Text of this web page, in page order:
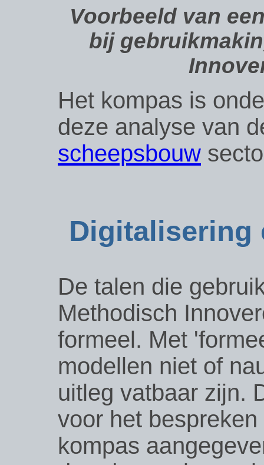
Voorbeeld van
bij
Het kompas is
deze analyse van
scheepsbouw
Digitalisering
De talen die
Methodisch
formeel. Met
modellen niet of
uitleg vatbaar zijn.
voor het
kompas